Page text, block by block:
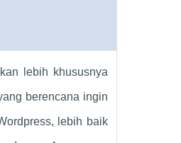
lebih khususnya
berencana ingin
lebih baik